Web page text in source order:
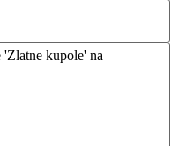
kupole' na